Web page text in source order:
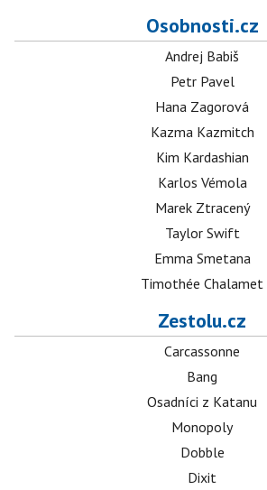
Osobnosti.cz
Andrej Babiš
Petr Pavel
Hana Zagorová
Kazma Kazmitch
Kim Kardashian
Karlos Vémola
Marek Ztracený
Taylor Swift
Emma Smetana
Timothée Chalamet
Zestolu.cz
Carcassonne
Bang
Osadníci z Katanu
Monopoly
Dobble
Dixit